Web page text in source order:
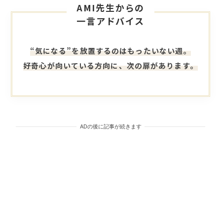
AMI先生からの
一言アドバイス
“気になる”を放置するのはもったいない週。
好奇心が向いている方向に、次の扉があります。
ADの後に記事が続きます